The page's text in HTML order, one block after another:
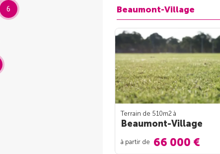
6 Beaumont-Village
Terrain de 510m2 à
Beaumont-Village
à partir de 66 000 €